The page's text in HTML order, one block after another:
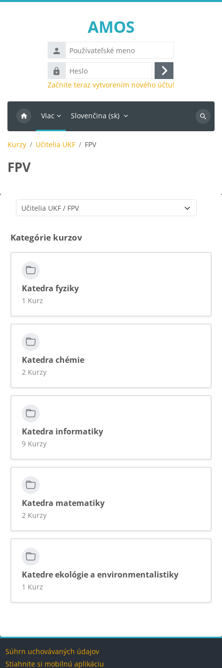
AMOS
Používateľské
meno
Heslo
Prihlásiť
sa
Začnite teraz vytvorením nového účtu!
Viac Slovenčina ‎(sk)‎
kurzy
Kurzy Učitelia UKF FPV
FPV
Kategórie kurzov
Katedra fyziky
1 Kurz
Katedra chémie
2 Kurzy
Katedra informatiky
9 Kurzy
Katedra matematiky
2 Kurzy
Katedre ekológie a environmentalistiky
1 Kurz
Bloky
Bloky
Bloky
Bloky
Súhrn uchovávaných údajov
Stiahnite si mobilnú aplikáciu